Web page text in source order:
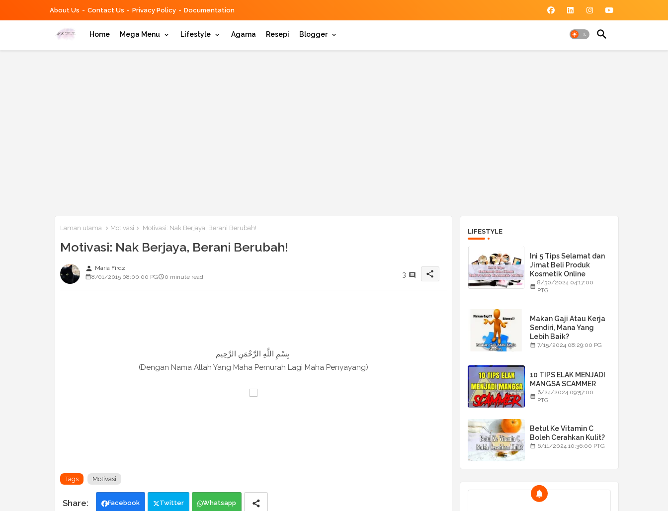
About Us Contact Us Privacy Policy Documentation
Home Mega Menu Lifestyle Agama Resepi Blogger
Laman utama Motivasi Motivasi: Nak Berjaya, Berani Berubah!
Motivasi: Nak Berjaya, Berani Berubah!
person Maria Firdz
8/01/2015 08:00:00 PG
0 minute read 3 share
(Dengan Nama Allah Yang Maha Pemurah Lagi Maha Penyayang)
Tags Motivasi
Facebook Twitter Whatsapp
LIFESTYLE
Ini 5 Tips Selamat dan
Jimat Beli Produk
Kosmetik Online
8/30/2024 04:17:00
PTG
Makan Gaji Atau Kerja
Sendiri, Mana Yang
Lebih Baik?
7/15/2024 08:29:00 PG
10 TIPS ELAK MENJADI
MANGSA SCAMMER
6/24/2024 09:57:00
PTG
Betul Ke Vitamin C
Boleh Cerahkan Kulit?
6/11/2024 10:36:00 PTG